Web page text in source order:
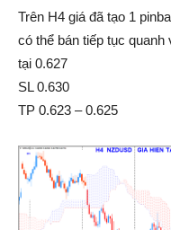
Trên H4 giá đã tạo 1
có thể bán tiếp tục
tại 0.627
SL 0.630
TP 0.623 – 0.625